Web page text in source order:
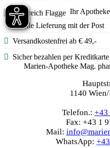
Ihr
Schnelle Lieferung mit der Post
Versandkostenfrei ab € 49,-
Sicher bezahlen per Kreditkarte
Marien-Apotheke Mag.
1140
Telefon.: +43
Fax: +43 1
Mail:
WhatsApp: